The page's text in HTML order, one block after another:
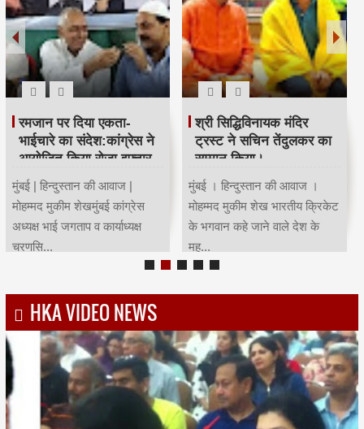
रमजान पर दिया एकता-
भाईचारे का संदेश:कांग्रेस ने
आयोजित किया रोजा इफ्तार
मुंबई | हिन्दुस्तान की आवाज |
मोहम्मद मुकीम शेखमुंबई कांग्रेस
अध्यक्ष भाई जगताप व कार्याध्यक्ष
चरणसि...
श्री सिद्धिविनायक मंदिर
ट्रस्ट ने सचिन तेंदुलकर का
सम्मान किया।
मुंबई । हिन्दुस्तान की आवाज ।
मोहम्मद मुकीम शेख भारतीय क्रिकेट
के भगवान कहे जाने वाले देश के
मह...
HKA VIDEO NEWS